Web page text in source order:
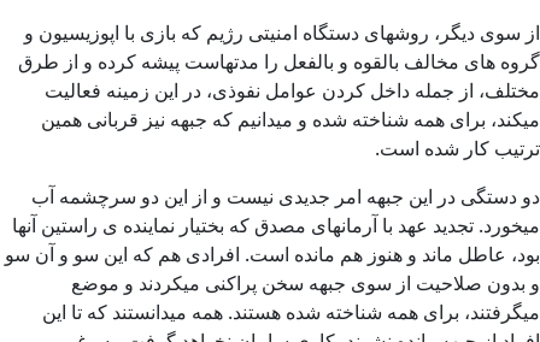
از سوی دیگر، روشهای دستگاه امنیتی رژیم که بازی با اپوزیسیون و
گروه های مخالف بالقوه و بالفعل را مدتهاست پیشه کرده و از طرق
مختلف، از جمله داخل کردن عوامل نفوذی، در این زمینه فعالیت
میکند، برای همه شناخته شده و میدانیم که جبهه نیز قربانی همین
ترتیب کار شده است.
دو دستگی در این جبهه امر جدیدی نیست و از این دو سرچشمه آب
میخورد. تجدید عهد با آرمانهای مصدق که بختیار نماینده ی راستین آنها
بود، عاطل ماند و هنوز هم مانده است. افرادی هم که این سو و آن سو
و بدون صلاحیت از سوی جبهه سخن پراکنی میکردند و موضع
میگرفتند، برای همه شناخته شده هستند. همه میدانستند که تا این